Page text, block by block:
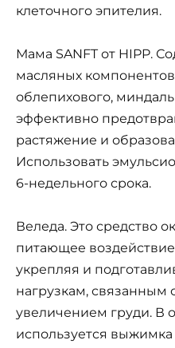
клеточного эпителия.
Мама SANFT от HIPP.
масляных
облепихового,
эффективно
растяжение и
Использовать
6-недельного срока.
Веледа. Это средство
питающее
укрепляя и
нагрузкам, связанным
увеличением груди. В
используется